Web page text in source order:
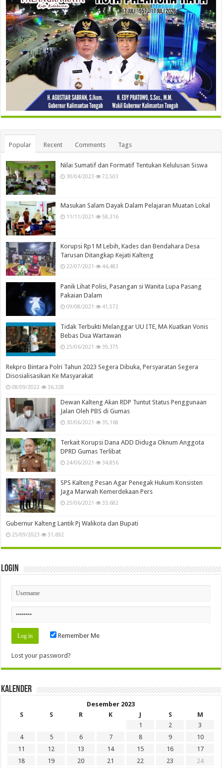
Popular Recent Comments Tags
Nilai Sumatif dan Formatif Tentukan Kelulusan Siswa
30/04/2023 72,503
Masukan Salam Dayak Dalam Pelajaran Muatan Lokal
11/11/2021 58,316
Korupsi Rp1 M Lebih, Kades dan Bendahara Desa
Tarusan Ditangkap Kejati Kalteng
22/07/2021 44,483
Panik Lihat Polisi, Pasangan si Wanita Lupa Pasang
Pakaian Dalam
09/08/2021 41,572
Tidak Terbukti Melanggar UU ITE, MA Kuatkan Vonis
Bebas Dua Wartawan
25/06/2021 39,375
Rekpro Bintara Polri Tahun 2023 Segera Dibuka, Persyaratan Segera
Disosialisasikan Ke Masyarakat
08/09/2022 36,328
Dewan Kalteng Akan RDP Tuntut Status Penggunaan
Jalan Oleh PBS di Gumas
30/06/2021 35,168
Terkait Korupsi Dana ADD Diduga Oknum Anggota
DPRD Gumas Terlibat
24/06/2021 34,856
SPS Kalteng Pesan Agar Penegak Hukum Konsisten
Jaga Marwah Kemerdekaan Pers
25/06/2021 33,682
Gubernur Kalteng Lantik Pj Walikota dan Bupati
25/09/2023 31,692
Login
Remember Me
Lost your password?
Kalender
Desember 2023
S
S R K J S
M
1
2
3
4
5 6 7 8 9
10
11
12 13 14 15 16
17
18
19 20 21 22 23
24